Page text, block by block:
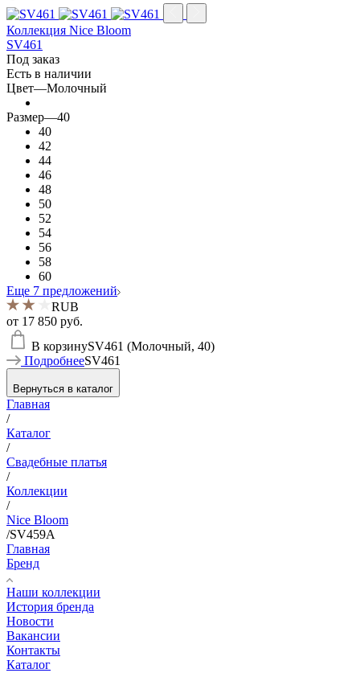
Коллекция Nice Bloom
SV461
Под заказ
Есть в наличии
Цвет—Молочный
Размер—40
40
42
44
46
48
50
52
54
56
58
60
Еще 7 предложений
RUB
от 17 850 руб.
В корзинуSV461 (Молочный, 40)
ПодробнееSV461
Вернуться в каталог
Главная
/
Каталог
/
Свадебные платья
/
Коллекции
/
Nice Bloom
/SV459A
Главная
Бренд
Наши коллекции
История бренда
Новости
Вакансии
Контакты
Каталог